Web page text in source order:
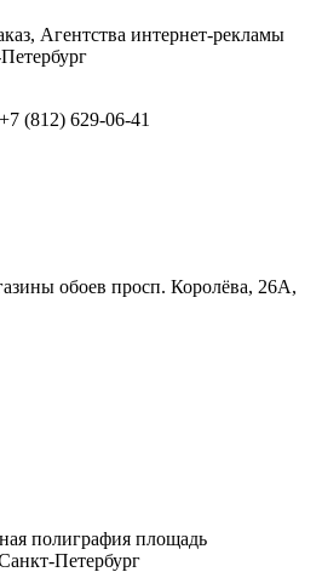
Агентства интернет-рекламы
(812) 629-06-41
обоев просп. Королёва, 26А,
полиграфия площадь
Петербург